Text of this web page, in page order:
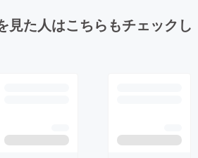
見た人はこちらもチェックし